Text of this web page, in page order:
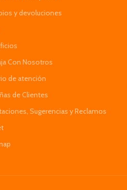
y devoluciones
Con Nosotros
de atención
de Clientes
Sugerencias y Reclamos